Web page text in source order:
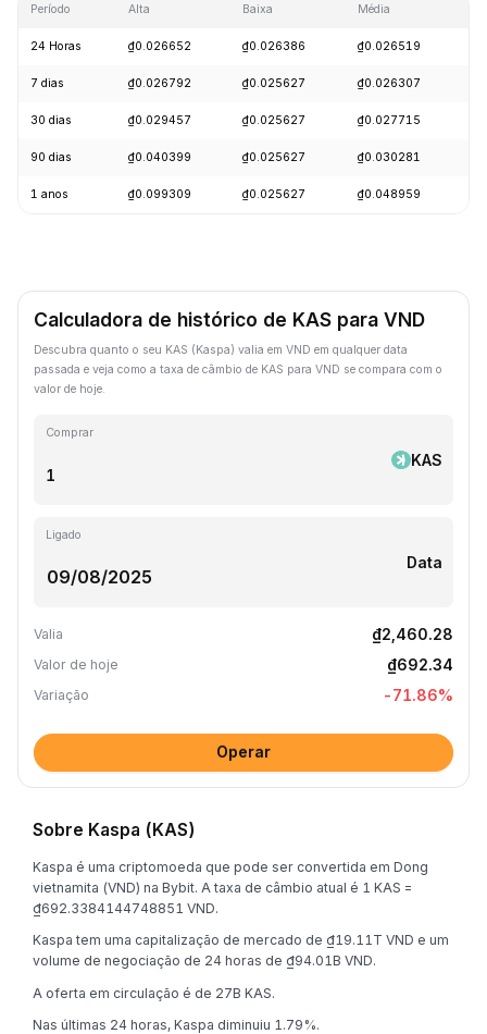
Período Alta Baixa Média
24 Horas ₫0.026652 ₫0.026386 ₫0.026519
7 dias ₫0.026792 ₫0.025627 ₫0.026307
30 dias ₫0.029457 ₫0.025627 ₫0.027715
90 dias ₫0.040399 ₫0.025627 ₫0.030281
1 anos ₫0.099309 ₫0.025627 ₫0.048959
Calculadora de histórico de KAS para VND
Descubra quanto o seu KAS (Kaspa) valia em VND em qualquer data
passada e veja como a taxa de câmbio de KAS para VND se compara com o
valor de hoje.
Comprar
KAS
Ligado
Data
Valia ₫2,460.28
Valor de hoje ₫692.34
Variação -71.86%
Operar
Sobre Kaspa (KAS)
Kaspa é uma criptomoeda que pode ser convertida em Dong
vietnamita (VND) na Bybit. A taxa de câmbio atual é 1 KAS =
₫692.3384144748851 VND.
Kaspa tem uma capitalização de mercado de ₫19.11T VND e um
volume de negociação de 24 horas de ₫94.01B VND.
A oferta em circulação é de 27B KAS.
Nas últimas 24 horas, Kaspa diminuiu 1.79%.